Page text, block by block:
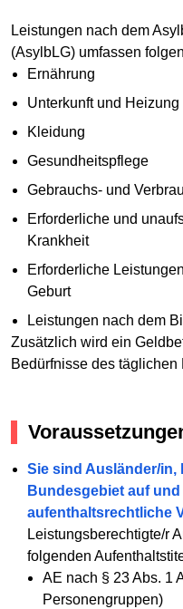
Leistungen nach dem
(AsylbLG) umfassen
Ernährung
Unterkunft und Heizung
Kleidung
Gesundheitspflege
Gebrauchs- und
Erforderliche und
Krankheit
Erforderliche
Geburt
Leistungen nach dem
Zusätzlich wird ein
Bedürfnisse des
Sie sind Ausländer/
Bundesgebiet auf
aufenthaltsrechtliche
Leistungsberechtigte/r
folgenden
AE nach § 23 Abs. 1
Personengruppen)